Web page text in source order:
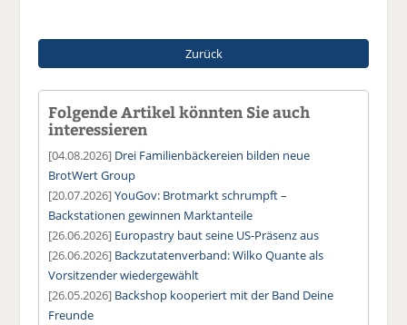
Zurück
Folgende Artikel könnten Sie auch
interessieren
[04.08.2026] Drei Familienbäckereien bilden neue
BrotWert Group
[20.07.2026]YouGov: Brotmarkt schrumpft –
Backstationen gewinnen Marktanteile
[26.06.2026] Europastry baut seine US-Präsenz aus
[26.06.2026] Backzutatenverband: Wilko Quante als
Vorsitzender wiedergewählt
[26.05.2026] Backshop kooperiert mit der Band Deine
Freunde